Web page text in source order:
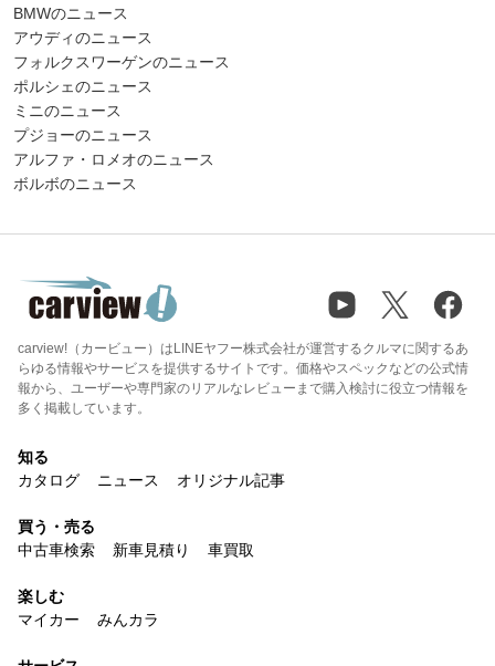
BMWのニュース
アウディのニュース
フォルクスワーゲンのニュース
ポルシェのニュース
ミニのニュース
プジョーのニュース
アルファ・ロメオのニュース
ボルボのニュース
carview!（カービュー）はLINEヤフー株式会社が運営するクルマに関するあ
らゆる情報やサービスを提供するサイトです。価格やスペックなどの公式情
報から、ユーザーや専門家のリアルなレビューまで購入検討に役立つ情報を
多く掲載しています。
知る
カタログ
ニュース オリジナル記事
買う・売る
中古車検索
新車見積り 車買取
楽しむ
マイカー
みんカラ